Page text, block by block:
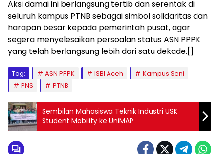
Aksi damai ini berlangsung tertib dan serentak di
seluruh kampus PTNB sebagai simbol solidaritas dan
harapan besar kepada pemerintah pusat, agar
segera menyelesaikan persoalan status ASN PPPK
yang telah berlangsung lebih dari satu dekade.[]
Tag: ASN PPPK ISBI Aceh
Kampus Seni
PNS
PTNB
Sembilan Mahasiswa Teknik Industri USK
Student Mobility ke UniMAP